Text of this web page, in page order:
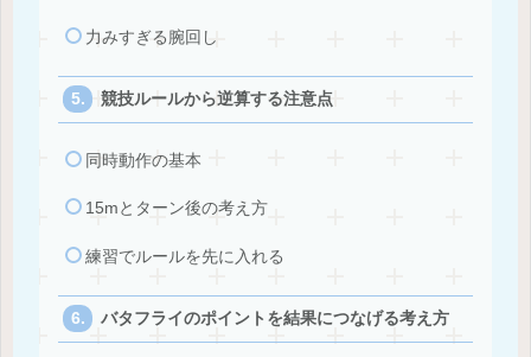
力みすぎる腕回し
競技ルールから逆算する注意点
同時動作の基本
15mとターン後の考え方
練習でルールを先に入れる
バタフライのポイントを結果につなげる考え方